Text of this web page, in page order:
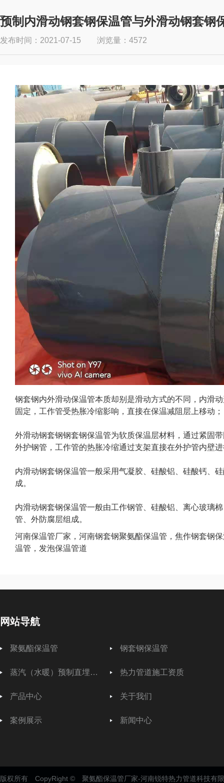
预制内滑动钢套钢保温管与外滑动钢套钢
发布时间：2021-07-15 浏览量：4572
钢套钢内外滑动保温管本质却别是滑动方式的不同，内滑
固定，工作管受热胀冷缩影响，直接在保温减阻层上移动；
外滑动钢套钢钢套钢保温管为软质保温层材料，通过紧固
外护钢管，工作管的热胀冷缩通过支架直接在外护管内壁
内滑动钢套钢保温管一般采用气凝胶、硅酸铝、硅酸钙、
成。
内滑动钢套钢保温管一般由工作钢管、硅酸铝、离心玻璃
管、外防腐层组成。
河南保温管厂家，河南钢套钢聚氨酯保温管，焦作钢套钢
温管，发泡保温管道
网站导航
聚氨酯保温管 钢套钢保温管
蒸汽（水暖）预制直埋保温管 热力管道施工资质
产品中心 关于我们
案例展示 新闻中心
版权所有 CopyRight © 聚氨酯保温管厂家-河南锐特热力管道科技有